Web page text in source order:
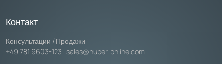
Контакт
Консультации / Продажи
+49 781 9603-123 · sales@huber-online.com